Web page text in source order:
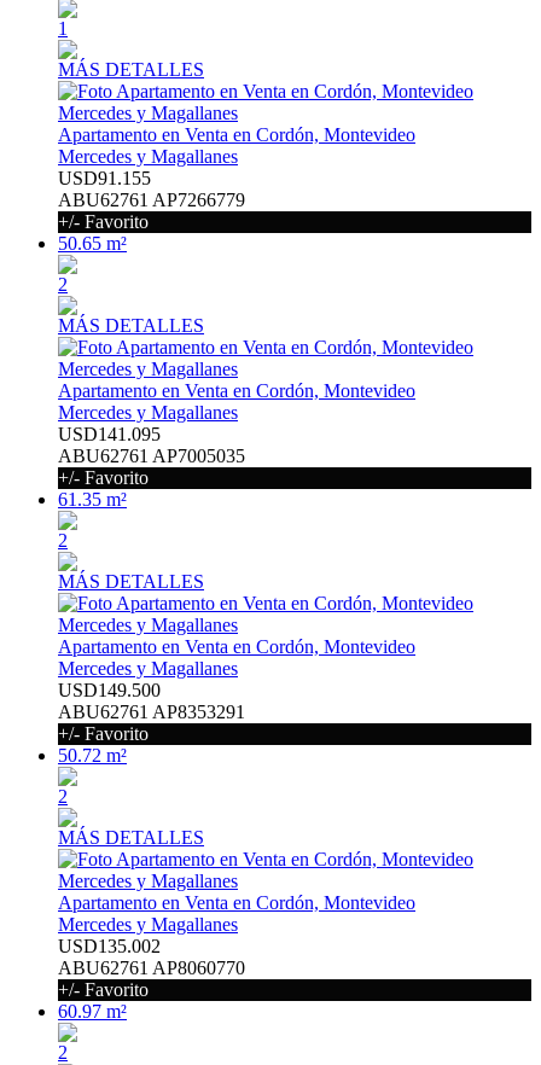
1
MÁS DETALLES
Apartamento en Venta en Cordón, Montevideo
Mercedes y Magallanes
USD91.155
ABU62761 AP7266779
+/- Favorito
50.65 m²
2
MÁS DETALLES
Apartamento en Venta en Cordón, Montevideo
Mercedes y Magallanes
USD141.095
ABU62761 AP7005035
+/- Favorito
61.35 m²
2
MÁS DETALLES
Apartamento en Venta en Cordón, Montevideo
Mercedes y Magallanes
USD149.500
ABU62761 AP8353291
+/- Favorito
50.72 m²
2
MÁS DETALLES
Apartamento en Venta en Cordón, Montevideo
Mercedes y Magallanes
USD135.002
ABU62761 AP8060770
+/- Favorito
60.97 m²
2